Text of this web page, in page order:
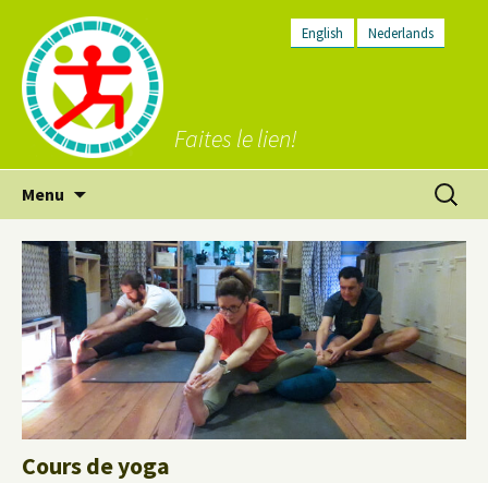
English Nederlands
Faites le lien!
Menu
Cours de yoga